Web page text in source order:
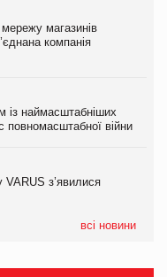
магазинів
компанія
із наймасштабніших
повномасштабної війни
з’явилися
всі новини
з’явилися
вироби на
склад шоколаду
за квартал